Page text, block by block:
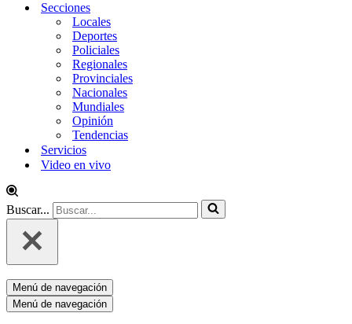
Secciones
Locales
Deportes
Policiales
Regionales
Provinciales
Nacionales
Mundiales
Opinión
Tendencias
Servicios
Video en vivo
Buscar...
Menú de navegación
Menú de navegación